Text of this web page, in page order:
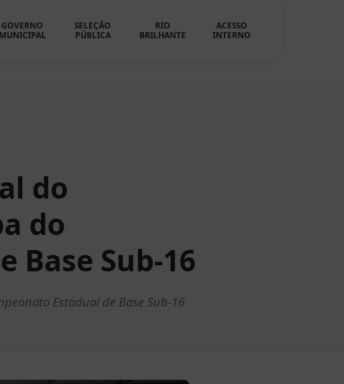
GOVERNO
MUNICIPAL
SELEÇÃO
PÚBLICA
RIO
BRILHANTE
ACESSO
INTERNO
do
do
Base Sub-16
Estadual de Base Sub-16